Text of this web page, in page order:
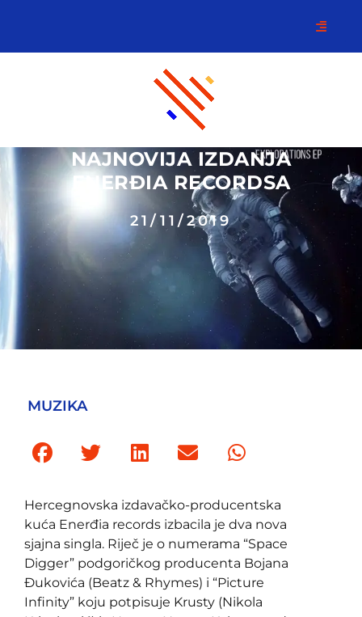
NAJNOVIJA IZDANJA
ENERĐIA RECORDSA
21/11/2019
MUZIKA
Hercegnovska izdavačko-producentska
kuća Enerđia records izbacila je dva nova
sjajna singla. Riječ je o numerama “Space
Digger” podgoričkog producenta Bojana
Đukovića (Beatz & Rhymes) i “Picture
Infinity” koju potpisuje Krusty (Nikola